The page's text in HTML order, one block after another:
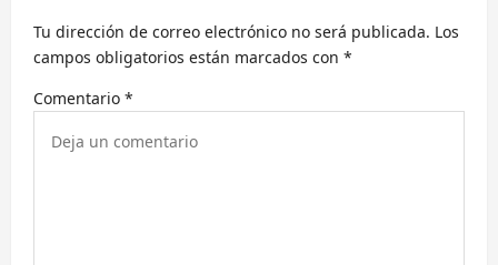
n
e
Tu dirección de correo electrónico no será publicada. Los
campos obligatorios están marcados con *
Comentario *